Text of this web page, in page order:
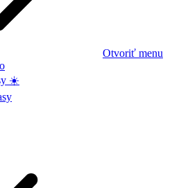
Otvoriť menu
☀️